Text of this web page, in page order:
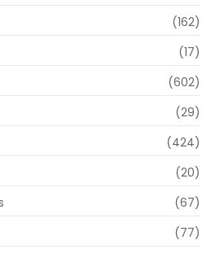
(162)
(17)
(602)
(29)
(424)
(20)
(67)
(77)